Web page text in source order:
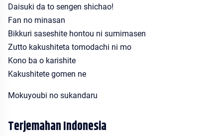
Daisuki da to sengen shichao!
Fan no minasan
Bikkuri saseshite hontou ni sumimasen
Zutto kakushiteta tomodachi ni mo
Kono ba o karishite
Kakushitete gomen ne
Mokuyoubi no sukandaru
Terjemahan Indonesia